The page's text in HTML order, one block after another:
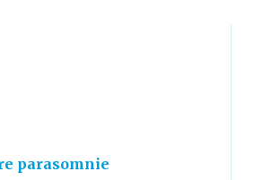
parasomnie